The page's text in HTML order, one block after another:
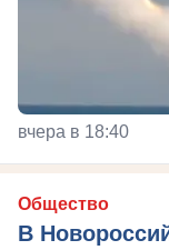
вчера в 18:40
Общество
В